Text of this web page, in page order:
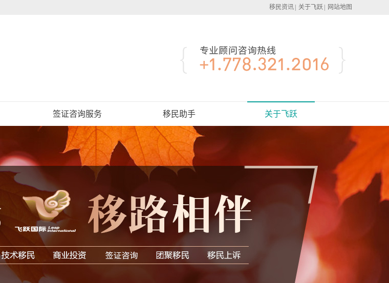
移民资讯 关于飞跃 网站地图
签证咨询服务 移民助手 关于飞跃